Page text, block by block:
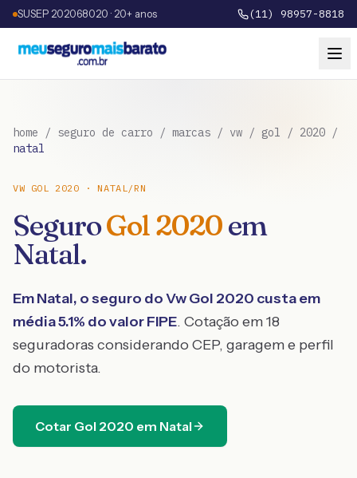
SUSEP 202068020 · 20+ anos (11) 98957-8818
home / seguro de carro / marcas / vw / gol / 2020 /
natal
VW GOL 2020 ·NATAL/RN
SeguroGol2020em
Natal.
EmNatal, o seguro doVwGol 2020 custa em
média5.1% do valor FIPE. Cotação em 18
seguradoras considerando CEP, garagem e perfil
do motorista.
Cotar Gol 2020 em Natal